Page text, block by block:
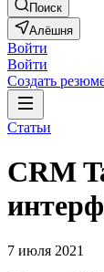
Поиск
Алёшня
Войти
Войти
Создать
Статьи
CRM
7 июля 2021